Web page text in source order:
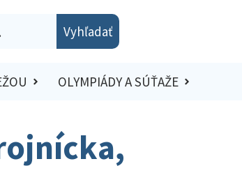
Vyhľadať
OLYMPIÁDY A SÚŤAŽE